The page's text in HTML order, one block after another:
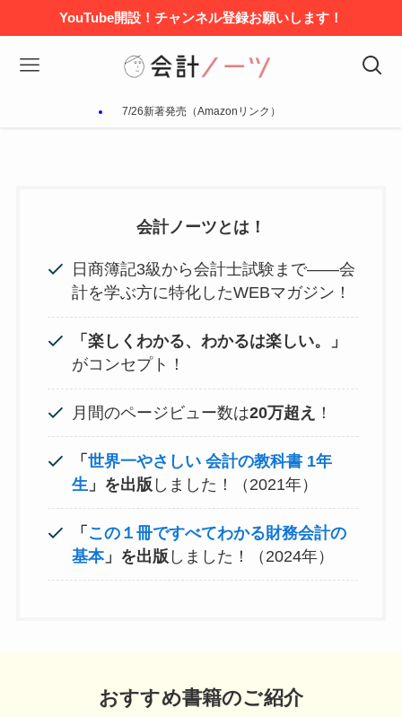
YouTube開設！チャンネル登録お願いします！
7/26新著発売（Amazonリンク）
会計ノーツとは！
日商簿記3級から会計士試験まで——会
計を学ぶ方に特化したWEBマガジン！
「楽しくわかる、わかるは楽しい。」
がコンセプト！
月間のページビュー数は20万超え ！
「世界一やさしい 会計の教科書 1年
生 」を出版 しました！（2021年）
「 この１冊ですべてわかる財務会計の
基本」を出版 しました！（2024年）
おすすめ書籍のご紹介